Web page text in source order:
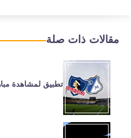
مقالات ذات صلة
تطبيق لمشاهدة